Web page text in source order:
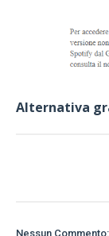
Alternativa
Nessun Commento: